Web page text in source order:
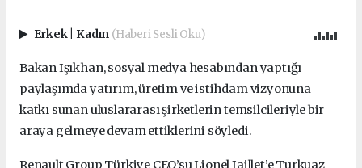
Erkek Kadın (Haberi Sesli Oku)
Bakan Işıkhan, sosyal medya hesabından yaptığı
paylaşımda yatırım, üretim ve istihdam vizyonuna
katkı sunan uluslararası şirketlerin temsilcileriyle bir
araya gelmeye devam ettiklerini söyledi.
Renault Group Türkiye CEO’su Lionel Jaillet’e Turkuaz